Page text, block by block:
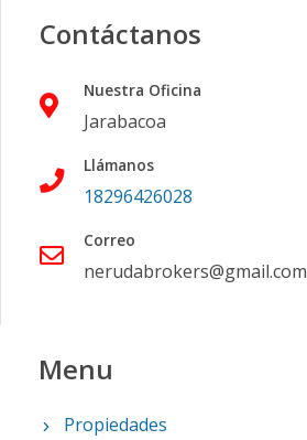
Contáctanos
Nuestra Oficina
Jarabacoa
Llámanos
18296426028
Correo
nerudabrokers@gmail.com
Menu
Propiedades